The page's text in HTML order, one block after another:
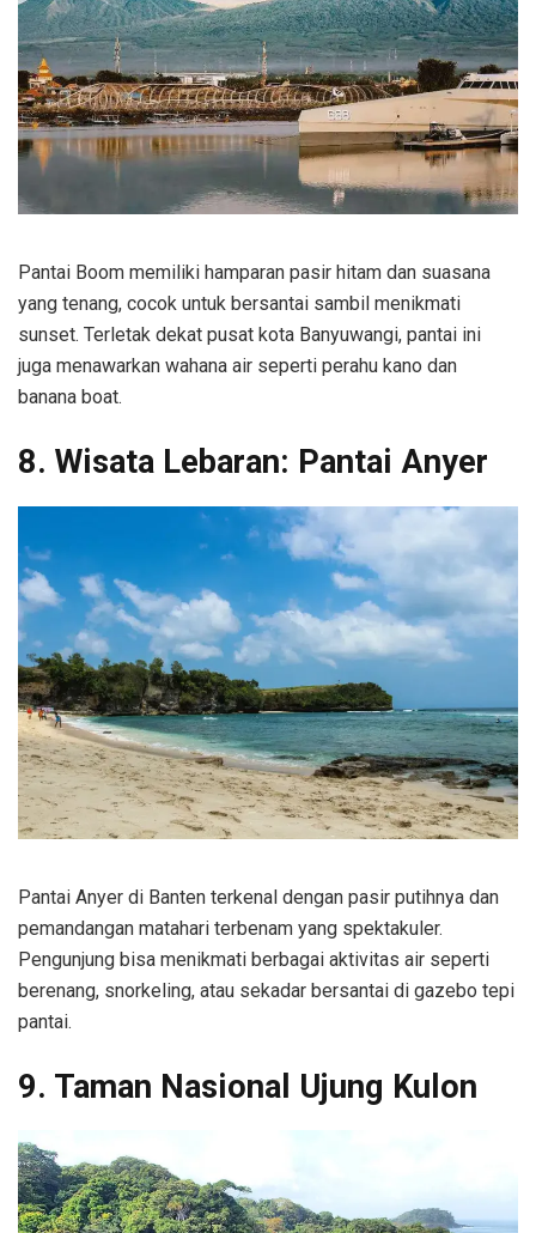
Pantai Boom memiliki hamparan pasir hitam dan suasana
yang tenang, cocok untuk bersantai sambil menikmati
sunset. Terletak dekat pusat kota Banyuwangi, pantai ini
juga menawarkan wahana air seperti perahu kano dan
banana boat.
8. Wisata Lebaran: Pantai Anyer
Pantai Anyer di Banten terkenal dengan pasir putihnya dan
pemandangan matahari terbenam yang spektakuler.
Pengunjung bisa menikmati berbagai aktivitas air seperti
berenang, snorkeling, atau sekadar bersantai di gazebo tepi
pantai.
9. Taman Nasional Ujung Kulon